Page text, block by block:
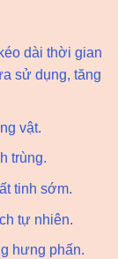
dài thời gian
sử dụng, tăng
vật.
trùng.
tinh sớm.
tự nhiên.
hưng phấn.